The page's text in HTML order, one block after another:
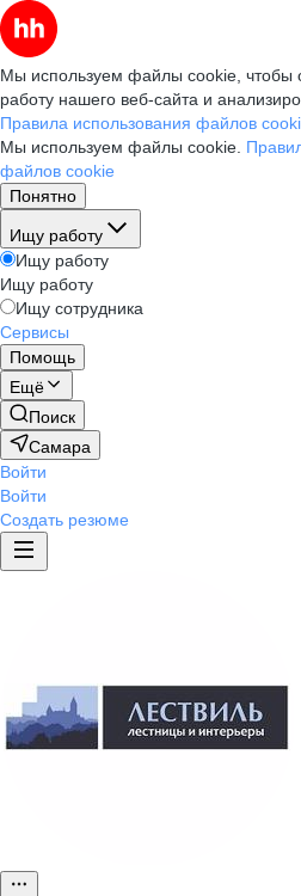
Мы используем файлы cookie, чтобы
работу нашего веб-сайта и
Правила использования файлов
Мы используем файлы cookie.
файлов cookie
Понятно
Ищу работу
Ищу работу
Ищу работу
Ищу сотрудника
Сервисы
Помощь
Ещё
Поиск
Самара
Войти
Войти
Создать резюме